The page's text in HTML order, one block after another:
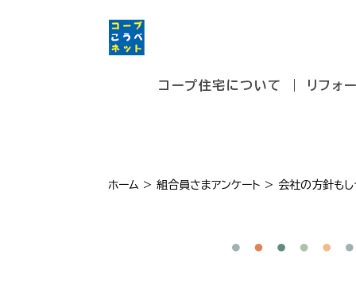
コープ住宅について リフォ
ホーム > 組合員さまアンケート > 会社の方針も